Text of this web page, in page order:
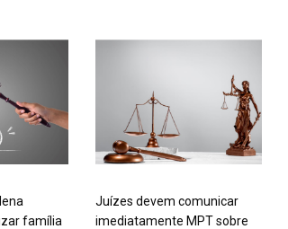
família
Juízes devem comunicar
imediatamente MPT sobre